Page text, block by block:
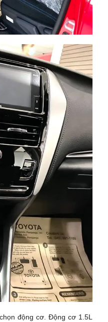
động cơ. Động cơ 1.5L